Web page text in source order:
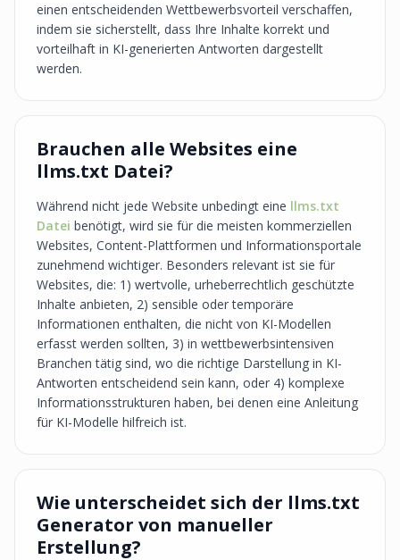
einen entscheidenden Wettbewerbsvorteil verschaffen,
indem sie sicherstellt, dass Ihre Inhalte korrekt und
vorteilhaft in KI-generierten Antworten dargestellt
werden.
Brauchen alle Websites eine
llms.txt Datei?
Während nicht jede Website unbedingt eine llms.txt
Datei benötigt, wird sie für die meisten kommerziellen
Websites, Content-Plattformen und Informationsportale
zunehmend wichtiger. Besonders relevant ist sie für
Websites, die: 1) wertvolle, urheberrechtlich geschützte
Inhalte anbieten, 2) sensible oder temporäre
Informationen enthalten, die nicht von KI-Modellen
erfasst werden sollten, 3) in wettbewerbsintensiven
Branchen tätig sind, wo die richtige Darstellung in KI-
Antworten entscheidend sein kann, oder 4) komplexe
Informationsstrukturen haben, bei denen eine Anleitung
für KI-Modelle hilfreich ist.
Wie unterscheidet sich der llms.txt
Generator von manueller
Erstellung?